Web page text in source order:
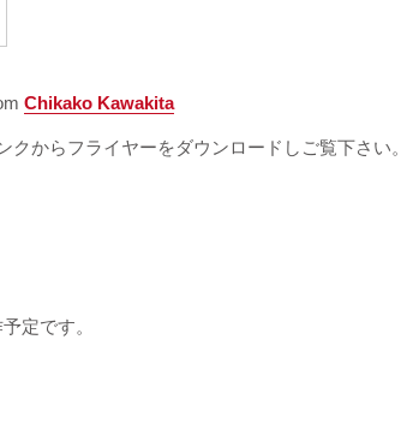
Chikako Kawakita
からフライヤーをダウンロードしご覧下さい。
定です。